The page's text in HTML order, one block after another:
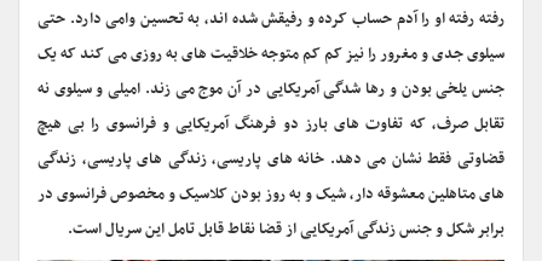
رفته رفته او را آدم حساب کرده و رفیقش شده اند، به تحسین وامی دارد. حتی
سیلوی جدی و مغرور را نیز کم کم متوجه خلاقیت های به روزی می کند که یک
جنس یلخی بودن و رها شدگی آمریکایی در آن موج می زند. امیلی و سیلوی نه
تقابل صرف، که تفاوت های بارز دو فرهنگ آمریکایی و فرانسوی را بی هیچ
قضاوتی فقط نشان می دهد. خانه های پاریسی، زندگی های پاریسی، زندگی
های متاهلین معشوقه دار، شیک و به روز بودن کلاسیک و مخصوص فرانسوی در
برابر شکل و جنس زندگی آمریکایی از قضا نقاط قابل تامل این سریال است.